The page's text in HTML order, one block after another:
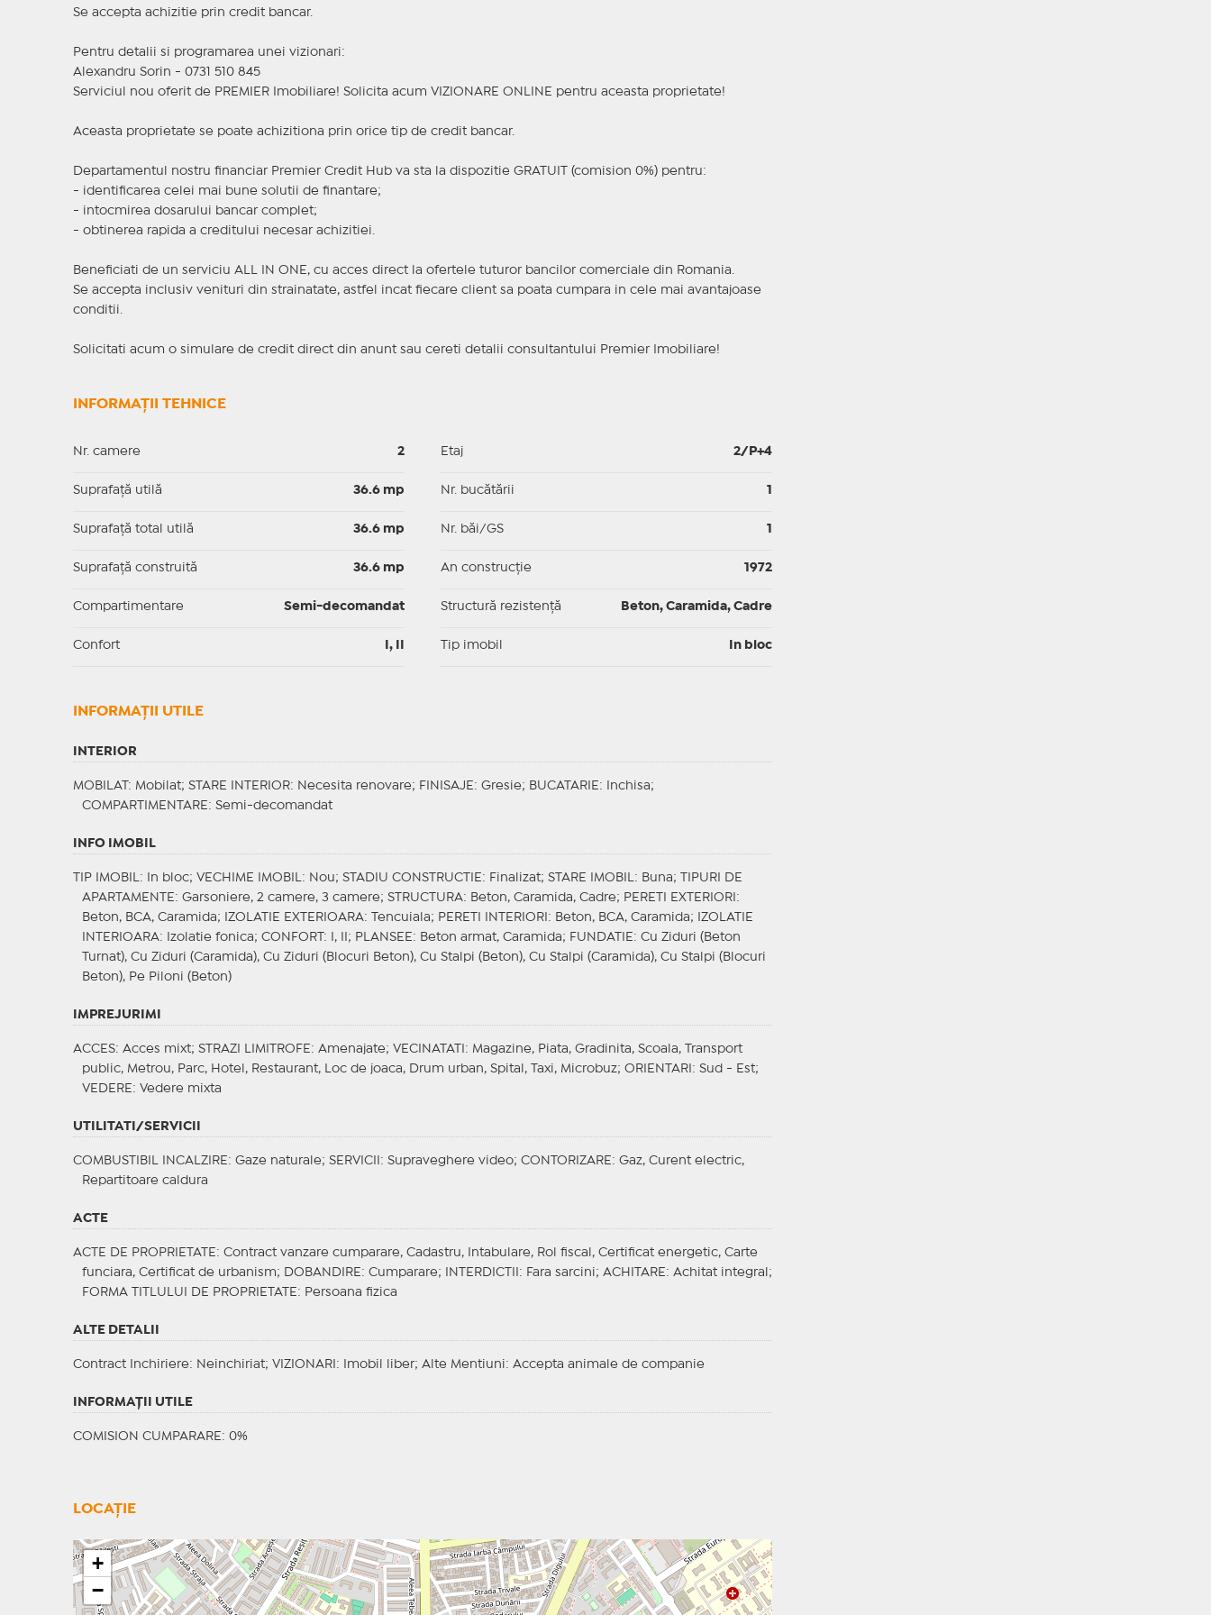
Se accepta achizitie prin credit bancar.
Pentru detalii si programarea unei vizionari:
Alexandru Sorin - 0731 510 845
Serviciul nou oferit de PREMIER Imobiliare! Solicita acum VIZIONARE ONLINE pentru aceasta proprietate!
Aceasta proprietate se poate achizitiona prin orice tip de credit bancar.
Departamentul nostru financiar Premier Credit Hub va sta la dispozitie GRATUIT (comision 0%) pentru:
- identificarea celei mai bune solutii de finantare;
- intocmirea dosarului bancar complet;
- obtinerea rapida a creditului necesar achizitiei.
Beneficiati de un serviciu ALL IN ONE, cu acces direct la ofertele tuturor bancilor comerciale din Romania.
Se accepta inclusiv venituri din strainatate, astfel incat fiecare client sa poata cumpara in cele mai avantajoase
conditii.
Solicitati acum o simulare de credit direct din anunt sau cereti detalii consultantului Premier Imobiliare!
INFORMAȚII TEHNICE
Nr. camere 2
Suprafaţă utilă 36.6 mp
Suprafaţă total utilă 36.6 mp
Suprafaţă construită 36.6 mp
Compartimentare Semi-decomandat
Confort I, II
Etaj 2/P+4
Nr. bucătării
Nr. băi/GS
An construcție 1972
Structură rezistență Beton, Caramida, Cadre
Tip imobil In bloc
INFORMAŢII UTILE
INTERIOR
MOBILAT : Mobilat; STARE INTERIOR: Necesita renovare; FINISAJE : Gresie; BUCATARIE : Inchisa;
COMPARTIMENTARE : Semi-decomandat
INFO IMOBIL
TIP IMOBIL : In bloc; VECHIME IMOBIL : Nou; STADIU CONSTRUCTIE : Finalizat; STARE IMOBIL : Buna;
TIPURI DE
APARTAMENTE : Garsoniere, 2 camere, 3 camere; STRUCTURA: Beton, Caramida, Cadre; PERETI EXTERIORI :
Beton, BCA, Caramida;
IZOLATIE EXTERIOARA: Tencuiala; PERETI INTERIORI : Beton, BCA, Caramida;
IZOLATIE
INTERIOARA: Izolatie fonica; CONFORT : I, II; PLANSEE : Beton armat, Caramida; FUNDATIE : Cu Ziduri (Beton
Turnat), Cu Ziduri (Caramida), Cu Ziduri (Blocuri Beton), Cu Stalpi (Beton), Cu Stalpi (Caramida), Cu Stalpi (Blocuri
Beton), Pe Piloni (Beton)
IMPREJURIMI
ACCES: Acces mixt; STRAZI LIMITROFE : Amenajate; VECINATATI
: Magazine, Piata, Gradinita, Scoala, Transport
public, Metrou, Parc, Hotel, Restaurant, Loc de joaca, Drum urban, Spital, Taxi, Microbuz; ORIENTARI : Sud - Est;
VEDERE : Vedere mixta
UTILITATI/SERVICII
COMBUSTIBIL INCALZIRE : Gaze naturale; SERVICII : Supraveghere video; CONTORIZARE : Gaz, Curent electric,
Repartitoare caldura
ACTE
ACTE DE PROPRIETATE : Contract vanzare cumparare, Cadastru, Intabulare, Rol fiscal, Certificat energetic, Carte
funciara, Certificat de urbanism;
DOBANDIRE : Cumparare; INTERDICTII : Fara sarcini; ACHITARE : Achitat integral;
FORMA TITLULUI DE PROPRIETATE : Persoana fizica
ALTE DETALII
Contract Inchiriere: Neinchiriat; VIZIONARI : Imobil liber; Alte Mentiuni : Accepta animale de companie
INFORMAŢII UTILE
COMISION CUMPARARE: 0%
LOCAȚIE
+
−